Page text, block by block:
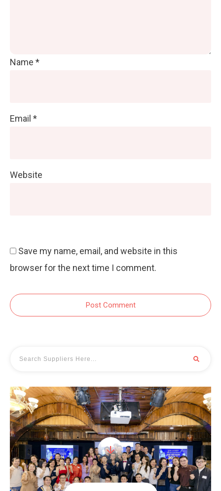
Name *
Email *
Website
Save my name, email, and website in this
browser for the next time I comment.
Post Comment